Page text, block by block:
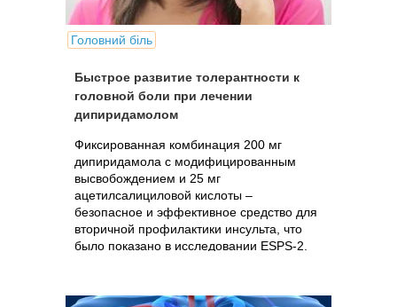
Головний біль
Быстрое развитие толерантности к
головной боли при лечении
дипиридамолом
Фиксированная комбинация 200 мг
дипиридамола с модифицированным
высвобождением и 25 мг
ацетилсалициловой кислоты –
безопасное и эффективное средство для
вторичной профилактики инсульта, что
было показано в исследовании ESPS-2.